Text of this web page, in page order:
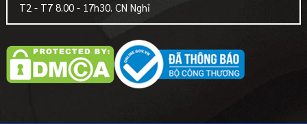
T2 - T7 8.00 - 17h30. CN Nghỉ